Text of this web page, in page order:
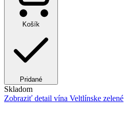
Košík
Pridané
Skladom
Zobraziť detail vína Veltlínske zelené